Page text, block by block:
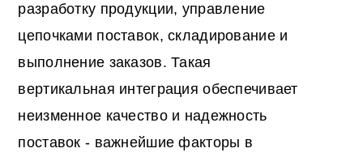
разработку продукции, управление
цепочками поставок, складирование и
выполнение заказов. Такая
вертикальная интеграция обеспечивает
неизменное качество и надежность
поставок - важнейшие факторы в